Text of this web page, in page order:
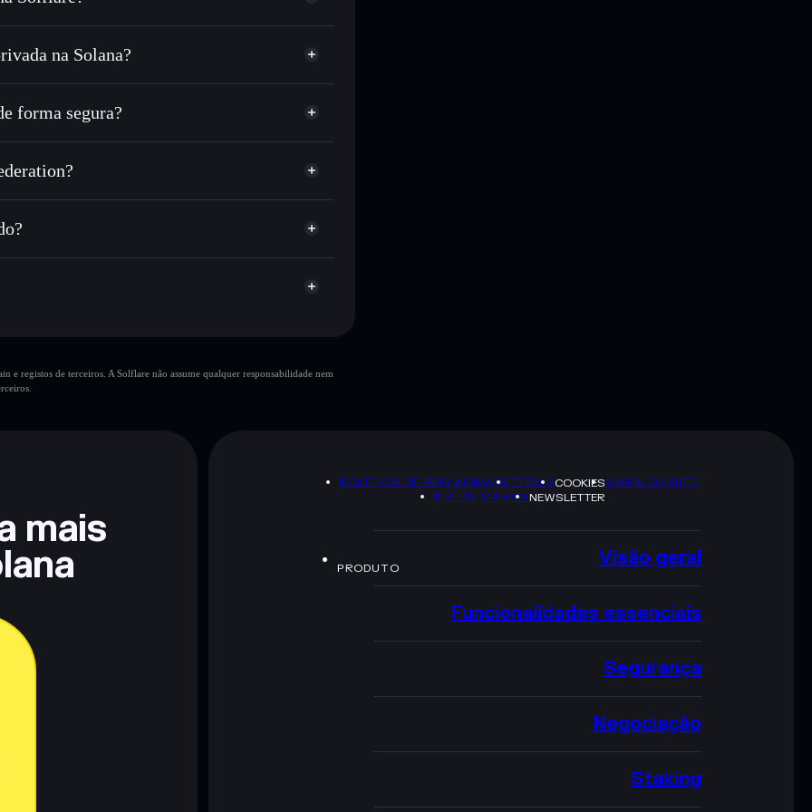
milhares de outros tokens Solana com
em FOXY
as carteiras usando o Agregador de
na Solana?
forma segura?
carteira não-custodial Solflare
10 principais carteiras
e registos de terceiros. A Solflare não assume qualquer responsabilidade nem
mais
POLÍTICA DE PRIVACIDADETERMSCOOKIESMAPA DO SITE
KIT DA MARCANEWSLETTER
PRODUTO Visão geral
Funcionalidades essenciais
Segurança
Negociação
Staking